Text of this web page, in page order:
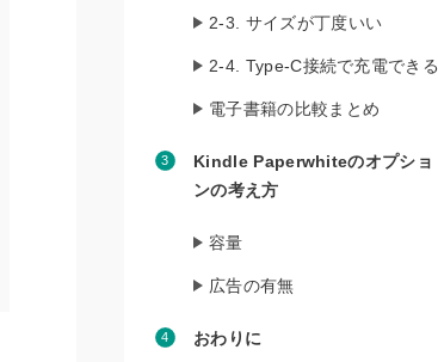
2-3. サイズが丁度いい
2-4. Type-C接続で充電できる
電子書籍の比較まとめ
Kindle Paperwhiteのオプショ
ンの考え方
容量
広告の有無
おわりに